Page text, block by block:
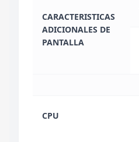
CARACTERISTICAS
ADICIONALES DE
PANTALLA
CPU